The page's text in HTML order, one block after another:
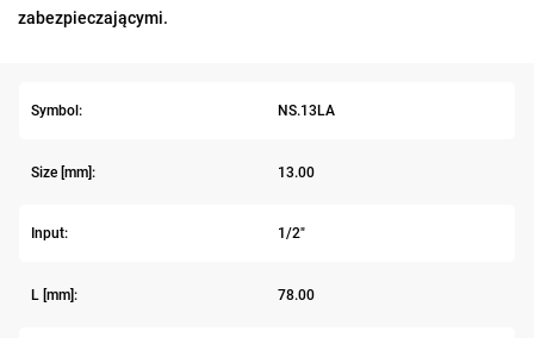
zabezpieczającymi.
Symbol: NS.13LA
Size [mm]: 13.00
Input: 1/2"
L [mm]: 78.00